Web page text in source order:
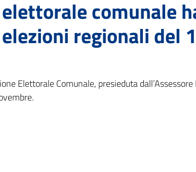
comunale
regionali del
Elettorale Comunale, presieduta